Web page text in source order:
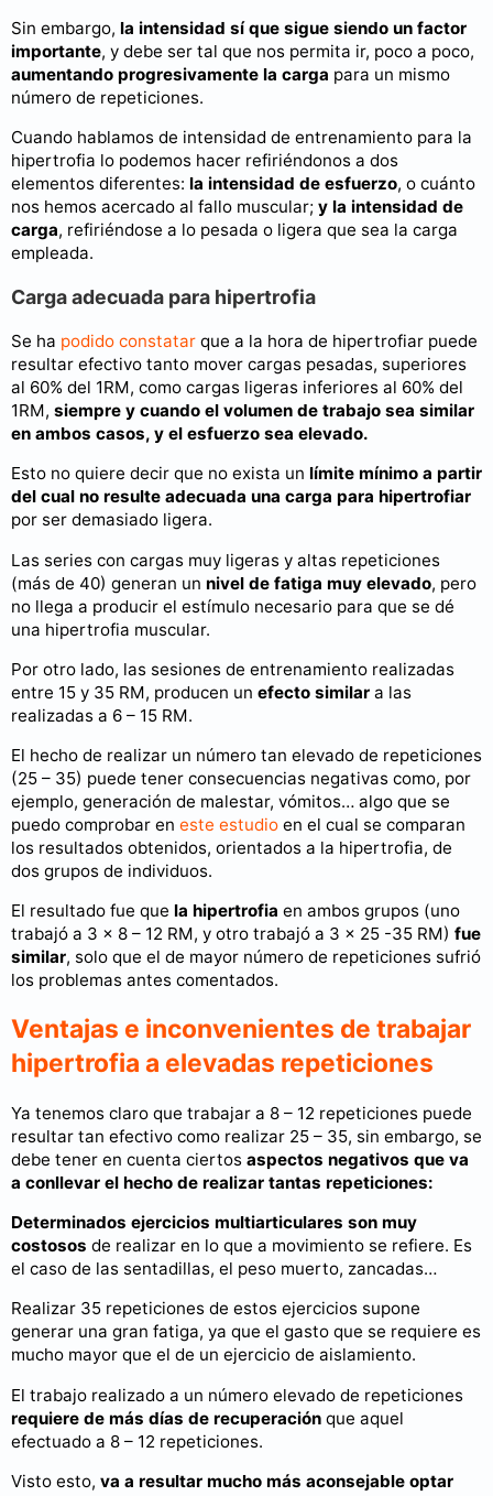
Sin embargo, la intensidad sí que sigue siendo un factor
importante, y debe ser tal que nos permita ir, poco a poco,
aumentando progresivamente la carga para un mismo
número de repeticiones.
Cuando hablamos de intensidad de entrenamiento para la
hipertrofia lo podemos hacer refiriéndonos a dos
elementos diferentes: la intensidad de esfuerzo, o cuánto
nos hemos acercado al fallo muscular; y la intensidad de
carga, refiriéndose a lo pesada o ligera que sea la carga
empleada.
Carga adecuada para hipertrofia
Se ha podido constatar que a la hora de hipertrofiar puede
resultar efectivo tanto mover cargas pesadas, superiores
al 60% del 1RM, como cargas ligeras inferiores al 60% del
1RM, siempre y cuando el volumen de trabajo sea similar
en ambos casos, y el esfuerzo sea elevado.
Esto no quiere decir que no exista un límite mínimo a partir
del cual no resulte adecuada una carga para hipertrofiar
por ser demasiado ligera.
Las series con cargas muy ligeras y altas repeticiones
(más de 40) generan un nivel de fatiga muy elevado, pero
no llega a producir el estímulo necesario para que se dé
una hipertrofia muscular.
Por otro lado, las sesiones de entrenamiento realizadas
entre 15 y 35 RM, producen un efecto similar a las
realizadas a 6 – 15 RM.
El hecho de realizar un número tan elevado de repeticiones
(25 – 35) puede tener consecuencias negativas como, por
ejemplo, generación de malestar, vómitos… algo que se
puedo comprobar en este estudio en el cual se comparan
los resultados obtenidos, orientados a la hipertrofia, de
dos grupos de individuos.
El resultado fue que la hipertrofia en ambos grupos (uno
trabajó a 3 x 8 – 12 RM, y otro trabajó a 3 x 25 -35 RM) fue
similar, solo que el de mayor número de repeticiones sufrió
los problemas antes comentados.
Ventajas e inconvenientes de trabajar
hipertrofia a elevadas repeticiones
Ya tenemos claro que trabajar a 8 – 12 repeticiones puede
resultar tan efectivo como realizar 25 – 35, sin embargo, se
debe tener en cuenta ciertos aspectos negativos que va
a conllevar el hecho de realizar tantas repeticiones:
Determinados ejercicios multiarticulares son muy
costosos de realizar en lo que a movimiento se refiere. Es
el caso de las sentadillas, el peso muerto, zancadas…
Realizar 35 repeticiones de estos ejercicios supone
generar una gran fatiga, ya que el gasto que se requiere es
mucho mayor que el de un ejercicio de aislamiento.
El trabajo realizado a un número elevado de repeticiones
requiere de más días de recuperación que aquel
efectuado a 8 – 12 repeticiones.
Visto esto, va a resultar mucho más aconsejable optar